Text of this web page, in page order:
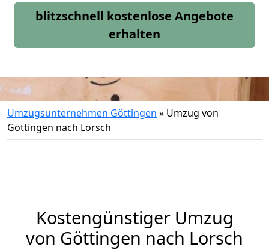
blitzschnell kostenlose Angebote
erhalten
Umzugsunternehmen Göttingen » Umzug von
Göttingen nach Lorsch
Kostengünstiger Umzug
von Göttingen nach Lorsch